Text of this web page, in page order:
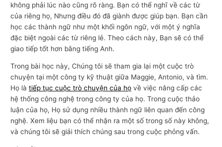
không phải lúc nào cũng rõ ràng. Bạn có thể nghĩ về các từ
của riêng họ, Nhưng điều đó đã giành được giúp bạn. Bạn cần
học các thành ngữ như một khối ngôn ngữ, với một ý nghĩa
đặc biệt ngoài các từ riêng lẻ. Theo cách này, Bạn sẽ có thể
giao tiếp tốt hơn bằng tiếng Anh.
Trong bài học này, Chúng tôi sẽ tham gia lại một cuộc trò
chuyện tại một công ty kỹ thuật giữa Maggie, Antonio, và tìm.
Họ làtiếp tục cuộc trò chuyện của họ về việc nâng cấp các
hệ thống công nghệ trong công ty của họ. Trong cuộc thảo
luận của họ, Họ sử dụng nhiều thành ngữ liên quan đến công
nghệ. Xem liệu bạn có thể nhận ra một số trong số này không,
và chúng tôi sẽ giải thích chúng sau trong cuộc phỏng vấn.